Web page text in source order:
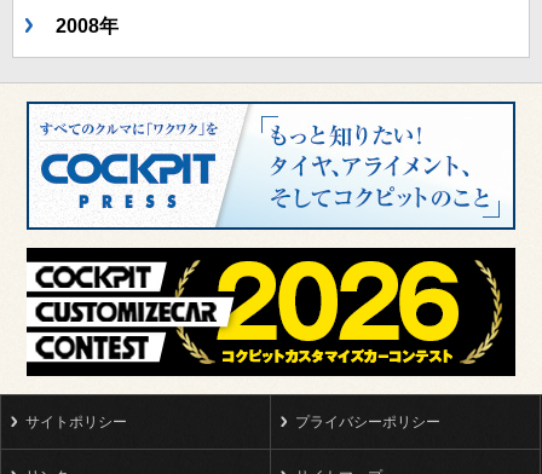
2008年
サイトポリシー プライバシーポリシー